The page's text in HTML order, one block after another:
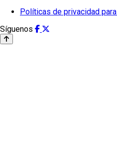
Políticas de privacidad
Síguenos